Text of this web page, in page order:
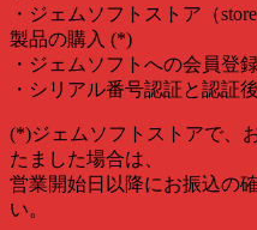
・ジェムソフトストア（
製品の購入 (*)
・ジェムソフトへの会員登
・シリアル番号認証と認証
(*)ジェムソフトストアで、
たました場合は、
営業開始日以降にお振込の
い。